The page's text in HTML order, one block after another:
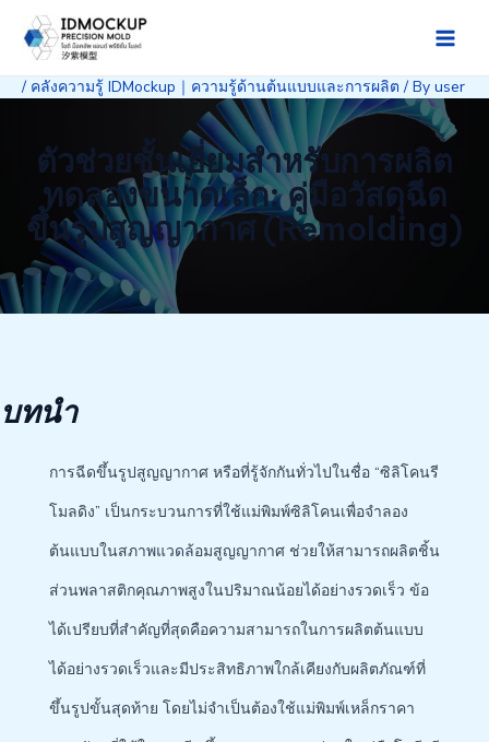
Main
/ คลังความรู้ IDMockup｜ความรู้ด้านต้นแบบและการผลิต / By user
ตัวช่วยชั้นเยี่ยมสำหรับการผลิต
ทดลองขนาดเล็ก: คู่มือวัสดุฉีด
ขึ้นรูปสูญญากาศ (Remolding)
บทนำ
การฉีดขึ้นรูปสูญญากาศ หรือที่รู้จักกันทั่วไปในชื่อ “ซิลิโคนรี
โมลดิง” เป็นกระบวนการที่ใช้แม่พิมพ์ซิลิโคนเพื่อจำลอง
ต้นแบบในสภาพแวดล้อมสูญญากาศ ช่วยให้สามารถผลิตชิ้น
ส่วนพลาสติกคุณภาพสูงในปริมาณน้อยได้อย่างรวดเร็ว ข้อ
ได้เปรียบที่สำคัญที่สุดคือความสามารถในการผลิตต้นแบบ
ได้อย่างรวดเร็วและมีประสิทธิภาพใกล้เคียงกับผลิตภัณฑ์ที่
ขึ้นรูปขั้นสุดท้าย โดยไม่จำเป็นต้องใช้แม่พิมพ์เหล็กราคา